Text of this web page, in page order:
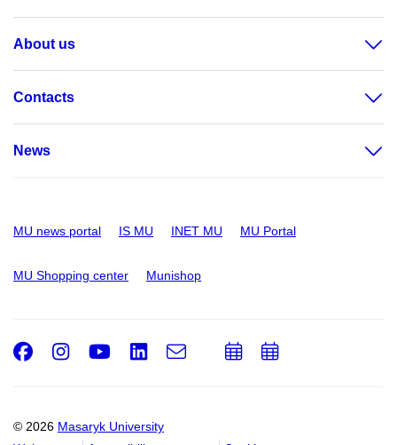
About us
Contacts
News
MU news portal IS MU INET MU MU Portal
MU Shopping center Munishop
© 2026 Masaryk University
Facebook
Instagram
Youtube
LinkedIn
e-
AddAdd